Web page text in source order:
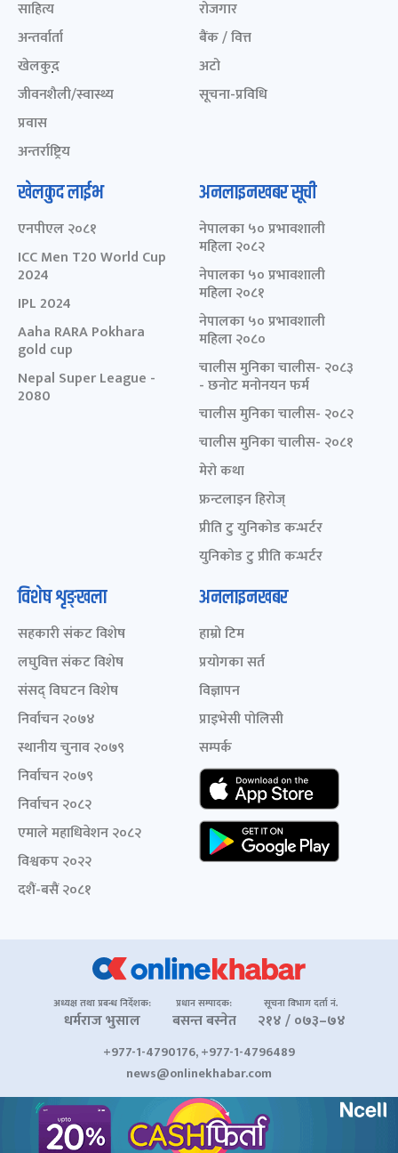
साहित्य
अन्तर्वार्ता
खेलकुद़़
जीवनशैली/स्वास्थ्य
प्रवास
अन्तर्राष्ट्रिय
रोजगार
बैंक / वित्त
अटो
सूचना-प्रविधि
खेलकुद लाईभ
एनपीएल २०८१
ICC Men T20 World Cup
2024
IPL 2024
Aaha RARA Pokhara
gold cup
Nepal Super League -
2080
अनलाइनखबर सूची
नेपालका ५० प्रभावशाली
महिला २०८२
नेपालका ५० प्रभावशाली
महिला २०८१
नेपालका ५० प्रभावशाली
महिला २०८०
चालीस मुनिका चालीस- २०८३
- छनोट मनोनयन फर्म
चालीस मुनिका चालीस- २०८२
चालीस मुनिका चालीस- २०८१
मेरो कथा
फ्रन्टलाइन हिरोज्
प्रीति टु युनिकोड कन्भर्टर
युनिकोड टु प्रीति कन्भर्टर
विशेष शृङ्खला
सहकारी संकट विशेष
लघुवित्त संकट विशेष
संसद् विघटन विशेष
निर्वाचन २०७४
स्थानीय चुनाव २०७९
निर्वाचन २०७९
निर्वाचन २०८२
एमाले महाधिवेशन २०८२
विश्वकप २०२२
दशैं-बसैं २०८१
अनलाइनखबर
हाम्रो टिम
प्रयोगका सर्त
विज्ञापन
प्राइभेसी पोलिसी
सम्पर्क
अध्यक्ष तथा प्रबन्ध निर्देशक:
धर्मराज भुसाल
प्रधान सम्पादक:
बसन्त बस्नेत
सूचना विभाग दर्ता नं.
२१४ / ०७३–७४
+977-1-4790176, +977-1-4796489
news@onlinekhabar.com
© २००६-२०२६ Onlinekhabar.com सर्वाधिकार सुरक्षित